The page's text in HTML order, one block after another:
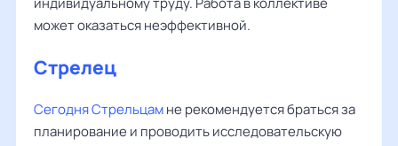
может оказаться неэффективной.
Стрелец
Сегодня Стрельцамне рекомендуется браться за
планирование и проводить исследовательскую